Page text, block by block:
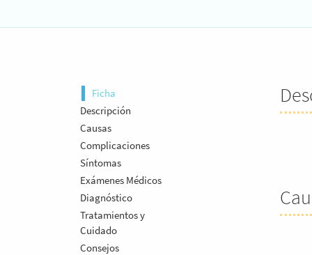
Ficha
Descripción
Causas
Complicaciones
Síntomas
Exámenes Médicos
Diagnóstico
Tratamientos y
Cuidado
Consejos